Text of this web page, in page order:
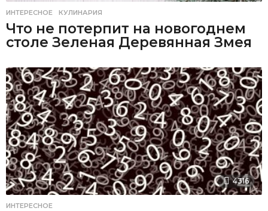
ИНТЕРЕСНОЕ ,КУЛИНАРИЯ
Что не потерпит на новогоднем
столе Зеленая Деревянная Змея
4316
ИНТЕРЕСНОЕ